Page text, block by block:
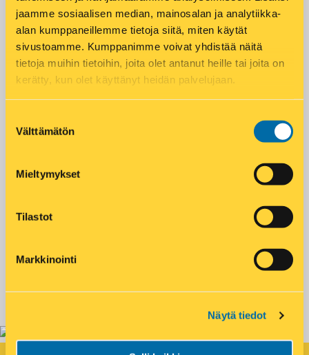
jaamme sosiaalisen median, mainosalan ja analytiikka-
alan kumppaneillemme tietoja siitä, miten käytät
sivustoamme. Kumppanimme voivat yhdistää näitä
tietoja muihin tietoihin, joita olet antanut heille tai joita on
kerätty, kun olet käyttänyt heidän palvelujaan.
valinta
Välttämätön
Mieltymykset
Tilastot
Markkinointi
Näytä tiedot
DHL Express palvelupiste
Hodarit
Matkahuolto pakettipiste
Paistotuotteet
Postnord pakettipiste
Maanantai – Perjantai
Lauantai
Sunnuntai